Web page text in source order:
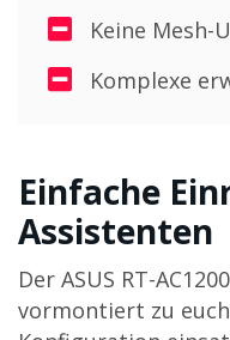
Keine
Komplexe
Einfache
Assistenten
Der ASUS RT-
vormontiert zu